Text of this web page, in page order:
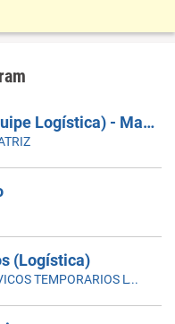
Team Leader (Equipe Logística) - Manaus/AM
(Logística)
LUANDRE SERVICOS TEMPORARIOS LTDA. (C-I)